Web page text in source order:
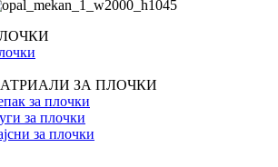
ЗА ПЛОЧКИ
за плочки
за плочки
за плочки